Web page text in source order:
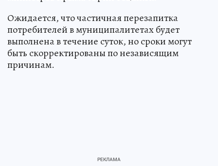
Ожидается, что частичная перезапитка
потребителей в муниципалитетах будет
выполнена в течение суток, но сроки могут
быть скорректированы по независящим
причинам.